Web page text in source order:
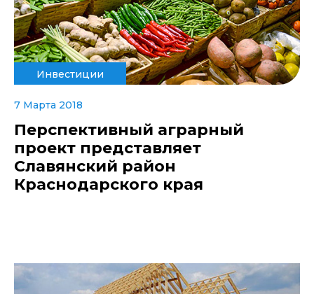
Инвестиции
7 Марта 2018
Перспективный аграрный
проект представляет
Славянский район
Краснодарского края